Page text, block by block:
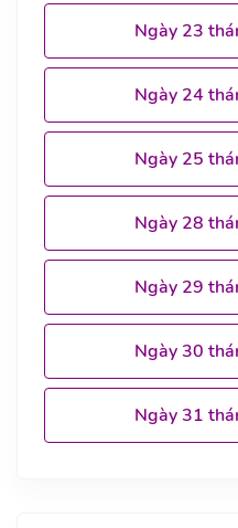
Ngày 23
Ngày 24
Ngày 25
Ngày 28
Ngày 29
Ngày 30
Ngày 31